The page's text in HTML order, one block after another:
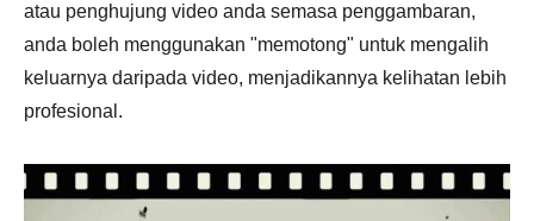
atau penghujung video anda semasa penggambaran,
anda boleh menggunakan "memotong" untuk mengalih
keluarnya daripada video, menjadikannya kelihatan lebih
profesional.